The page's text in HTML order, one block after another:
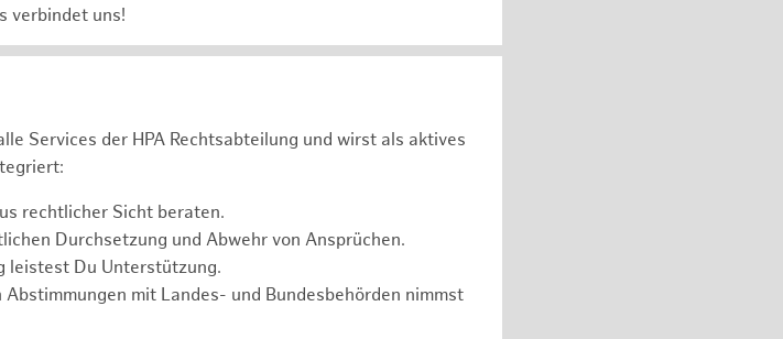
verbindet uns!
Services der HPA Rechtsabteilung und wirst als aktives
rechtlicher Sicht beraten.
Durchsetzung und Abwehr von Ansprüchen.
leistest Du Unterstützung.
mit Landes- und Bundesbehörden nimmst